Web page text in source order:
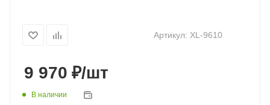
Артикул: XL-9610
9 970 ₽/шт
В наличии